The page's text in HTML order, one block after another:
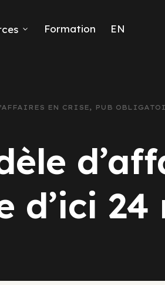
Formation EN
EN CRISE, PUB
24